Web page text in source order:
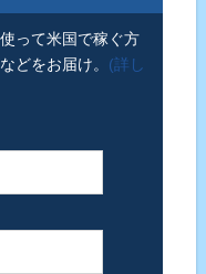
って米国で稼ぐ方
どをお届け。 (詳し